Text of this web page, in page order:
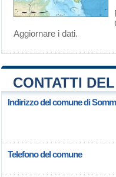
Aggiornare i dati.
CONTATTI
Indirizzo del comune di
Telefono del comune